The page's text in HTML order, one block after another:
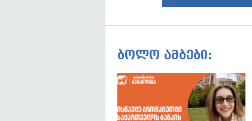
ბოლო ამბები: